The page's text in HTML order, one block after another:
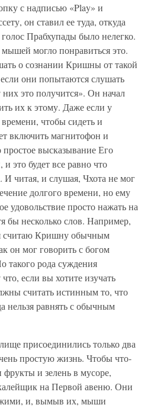
с надписью «Play» и
он ставил ее туда, откуда
Прабхупады было нелегко.
могло понравиться это.
о сознании Кришны от такой
они попытаются слушать
это получится». Он начал
их к этому. Даже если у
чтобы сидеть и
включить магнитофон и
высказывание Его
это будет все равно что
И читая, и слушая, Чхота не мог
долгого времени, но ему
удовольствие просто нажать на
бы несколько слов. Например,
считаю Кришну обычным
он мог говорить с богом
такого рода суждения
если вы хотите изучать
считать истинным то, что
нельзя равнять с обычным
присоединились только два
простую жизнь. Чтобы что-
фрукты и зелень в мусоре,
на Первой авеню. Они
и, вымыв их, мыши